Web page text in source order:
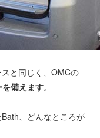
と同じく、OMCの
備えます。
、どんなところが